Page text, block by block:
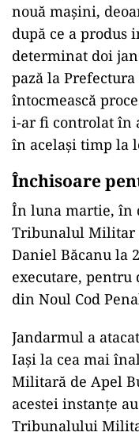
nouă mașini,
după ce a produs
determinat doi
pază la Prefectura
întocmească
i-ar fi controlat în
în același timp la
Închisoare
În luna martie, în
Tribunalul Militar
Daniel Băcanu la
executare, pentru
din Noul Cod
Jandarmul a
Iași la cea mai
Militară de Apel
acestei instanțe
Tribunalului